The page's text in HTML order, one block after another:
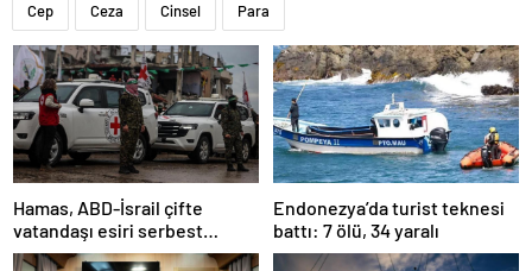
Cep Ceza Cinsel Para
Hamas, ABD-İsrail çifte
vatandaşı esiri serbest
bırakacağını duyurdu
Endonezya’da turist teknesi
battı: 7 ölü, 34 yaralı